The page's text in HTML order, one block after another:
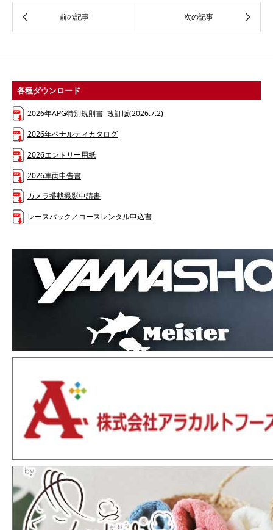
各種ダウンロード
2026年APG特別規則書 -改訂版(2026.7.2)-
2026年ペナルティカタログ
2026エントリー用紙
2026車両申告書
カメラ搭載撮影申請書
レースパック／コースレンタル申込書